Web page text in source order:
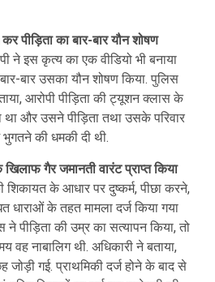
पीड़िता का बार-बार यौन शोषण
ने इस कृत्य का एक वीडियो भी बनाया
बार उसका यौन शोषण किया. पुलिस
आरोपी पीड़िता की ट्यूशन क्लास के
था और उसने पीड़िता तथा उसके परिवार
की धमकी दी थी.
गैर जमानती वारंट प्राप्त किया
के आधार पर दुष्कर्म, पीछा करने,
के तहत मामला दर्ज किया गया
पीड़िता की उम्र का सत्यापन किया, तो
वह नाबालिग थी. अधिकारी ने बताया,
जोड़ी गई. प्राथमिकी दर्ज होने के बाद से